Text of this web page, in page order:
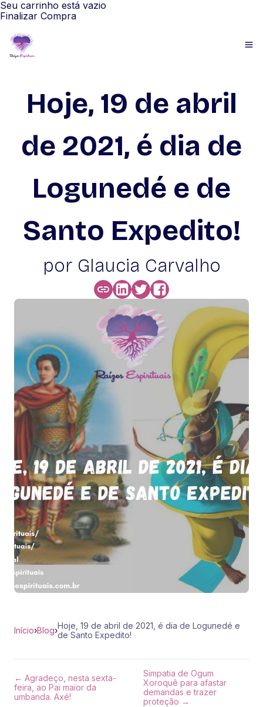
Seu carrinho está vazio
Finalizar Compra
Hoje, 19 de abril
de 2021, é dia de
Logunedé e de
Santo Expedito!
por Glaucia Carvalho
Início›Blog›Hoje, 19 de abril de 2021, é dia de Logunedé e
de Santo Expedito!
← Agradeço, nesta sexta-
feira, ao Pai maior da
umbanda. Axé!
Simpatia de Ogum
Xoroquê para afastar
demandas e trazer
proteção →